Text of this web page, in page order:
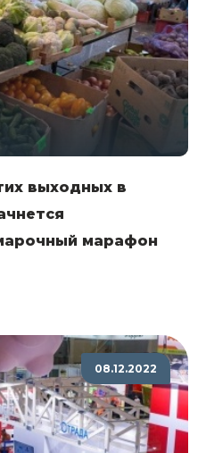
выходных в
марафон
08.12.2022